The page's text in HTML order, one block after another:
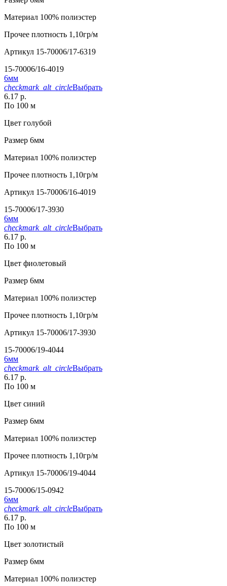
Материал 100% полиэстер
Прочее плотность 1,10гр/м
Артикул 15-70006/17-6319
15-70006/16-4019
6мм
checkmark_alt_circleВыбрать
6.17 р.
По 100 м
Цвет голубой
Размер 6мм
Материал 100% полиэстер
Прочее плотность 1,10гр/м
Артикул 15-70006/16-4019
15-70006/17-3930
6мм
checkmark_alt_circleВыбрать
6.17 р.
По 100 м
Цвет фиолетовый
Размер 6мм
Материал 100% полиэстер
Прочее плотность 1,10гр/м
Артикул 15-70006/17-3930
15-70006/19-4044
6мм
checkmark_alt_circleВыбрать
6.17 р.
По 100 м
Цвет синий
Размер 6мм
Материал 100% полиэстер
Прочее плотность 1,10гр/м
Артикул 15-70006/19-4044
15-70006/15-0942
6мм
checkmark_alt_circleВыбрать
6.17 р.
По 100 м
Цвет золотистый
Размер 6мм
Материал 100% полиэстер